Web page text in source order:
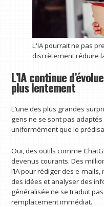
L'IA pourrait ne pas
discrètement réduire
L’IA continue
plus lentement
L’une des plus grandes
gens ne se sont pas
uniformément que le
Oui, des outils comme
devenus courants. Des
l’IA pour rédiger des e-
des idées et analyser des
généralisée ne se traduit
remplacement immédiat.